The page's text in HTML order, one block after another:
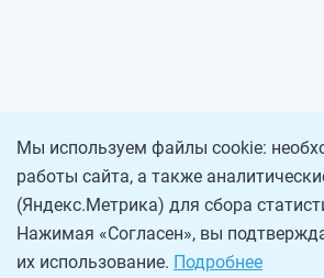
Мы используем файлы cookie:
работы сайта, а также
(Яндекс.Метрика) для сбора
Нажимая «Согласен», вы
их использование. Подробнее